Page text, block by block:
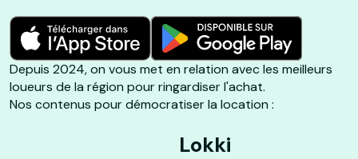
Depuis 2024, on vous met en relation avec les meilleurs
loueurs de la région pour ringardiser l'achat.
Nos contenus pour démocratiser la location :
Lokki